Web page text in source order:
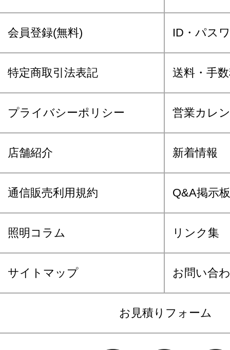
会員登録(無料) ID・パス
特定商取引法表記 送料・手
プライバシーポリシー 営業カレ
店舗紹介 新着情報
通信販売利用規約 Q&A掲示板
照明コラム リンク集
サイトマップ お問い合
お見積りフォーム